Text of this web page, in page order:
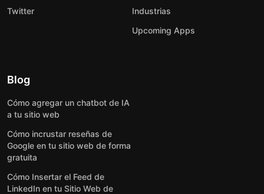
Twitter
Industrias
Upcoming Apps
Blog
Cómo agregar un chatbot de IA
a tu sitio web
Cómo incrustar reseñas de
Google en tu sitio web de forma
gratuita
Cómo Insertar el Feed de
LinkedIn en tu Sitio Web de